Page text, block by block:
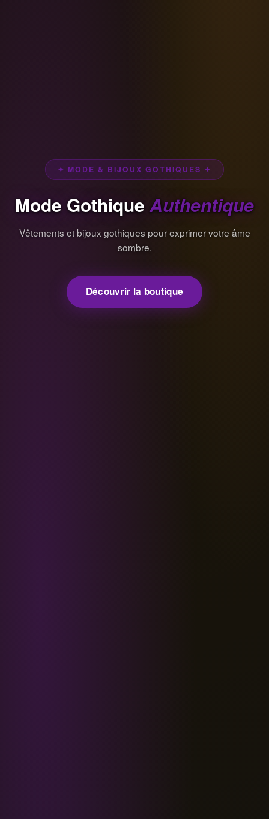
✦ MODE & BIJOUX GOTHIQUES ✦
Mode Gothique Authentique
Vêtements et bijoux gothiques pour exprimer votre âme
sombre.
Découvrir la boutique